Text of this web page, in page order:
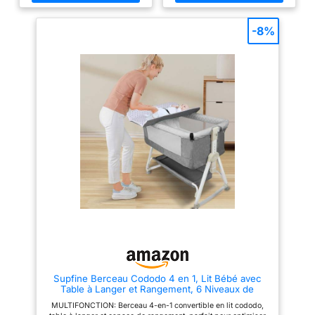
Vibration
Télécommande &
éviter toute fermeture
arrondis et ses pieds sont
stables, pour garantir la
sécurité de l'enfant à tout
moment. ✪[Véritable cocon jour
offre à votre enfant (jusqu'à 50
dans un design intemporel.
Également utilisable comme
parc pour jouer ✪[MATELAS
SOUPLES] –Le matelas pliant
confortable est conçu pour le
confort de bébé (un matelas
pliant de remplacement plus
épais est également disponible,
vendu séparément).
✪[FERMETURE COMPACTE ] –
Le lit est léger et pliable, avec
Supfine Berceau Cododo 4 en 1, Lit Bébé avec
Table à Langer et Rangement, 6 Niveaux de
(95 * 50 * 98-110 cm, Lin Gris)
MULTIFONCTION: Berceau 4-en-1 convertible en lit cododo,
-8%